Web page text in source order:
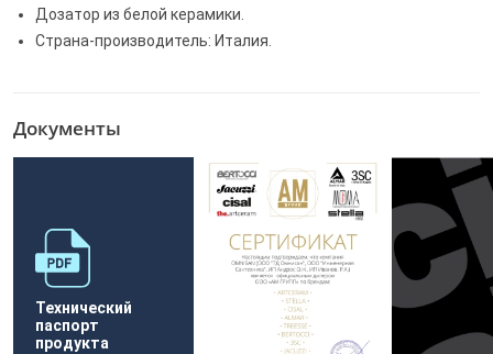
Дозатор из белой керамики.
Страна-производитель: Италия.
Документы
Технический
паспорт
продукта